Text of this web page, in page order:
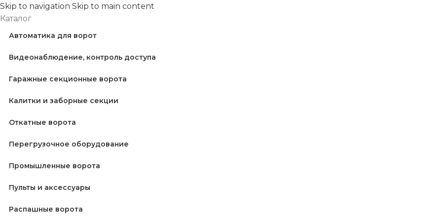
Skip to navigation Skip to main content
Каталог
Автоматика для ворот
Видеонаблюдение, контроль доступа
Гаражные секционные ворота
Калитки и заборные секции
Откатные ворота
Перегрузочное оборудование
Промышленные ворота
Пульты и аксессуары
Распашные ворота